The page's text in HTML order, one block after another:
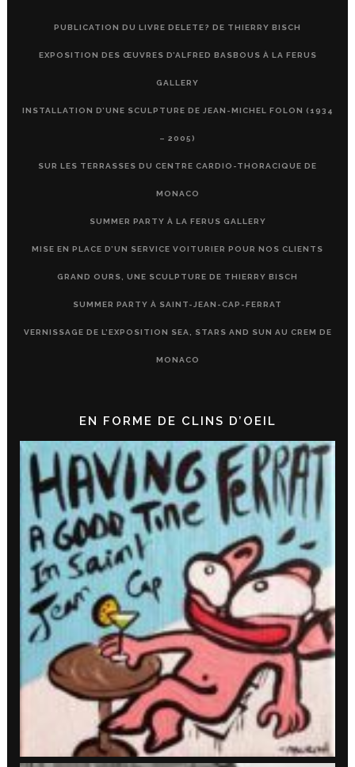
PUBLICATION DU LIVRE DELETE? DE THIERRY BISCH
EXPOSITION DES ŒUVRES D’ALFRED BASBOUS À LA FERUS
GALLERY
INSTALLATION D’UNE SCULPTURE DE JEAN-MICHEL FOLON (1934
– 2005)
SUR LES TERRASSES DU CENTRE CARDIO-THORACIQUE DE
MONACO
SUMMER PARTY À LA FERUS GALLERY
MISE EN PLACE D’UN SERVICE VOITURIER POUR NOS CLIENTS
GRAND OURS, UNE SCULPTURE DE THIERRY BISCH
SUMMER PARTY À SAINT-JEAN-CAP-FERRAT
VERNISSAGE DE L’EXPOSITION SEA, STARS AND SUN AU CREM DE
MONACO
EN FORME DE CLINS D’OEIL